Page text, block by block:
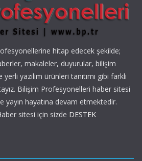
hitap edecek şekilde;
makaleler, duyurular, bilişim
yerli yazılım ürünleri tanıtımı gibi farklı
Bilişim Profesyonelleri haber sitesi
yayın hayatına devam etmektedir.
sitesi için sizde DESTEK